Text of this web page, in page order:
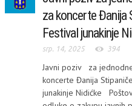
za koncerte Đanija
Festival junakinje
srp. 14, 2025 394
Javni poziv za
koncerte Đanija
junakinje Nidićke